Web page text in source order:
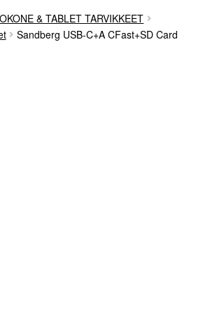
& TABLET TARVIKKEET
Sandberg USB-C+A CFast+SD Card